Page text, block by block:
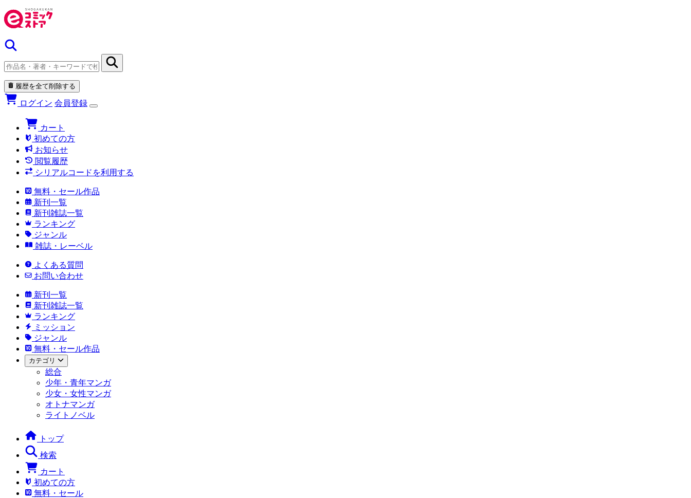
履歴を全て削除する
ログイン 会員登録
カート
初めての方
お知らせ
閲覧履歴
シリアルコードを利用する
無料・セール作品
新刊一覧
新刊雑誌一覧
ランキング
ジャンル
雑誌・レーベル
よくある質問
お問い合わせ
新刊一覧
新刊雑誌一覧
ランキング
ミッション
ジャンル
無料・セール作品
カテゴリ
総合
少年・青年マンガ
少女・女性マンガ
オトナマンガ
ライトノベル
トップ
検索
カート
初めての方
無料・セール